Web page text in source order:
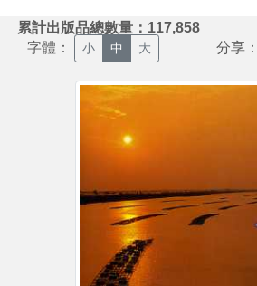
累計出版品總數量：117,858
字體： 小 中 大 分享：